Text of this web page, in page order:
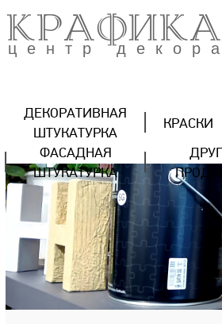
КРАФИКА
центр декора
ДЕКОРАТИВНАЯ
ШТУКАТУРКА
КРАСКИ
ФАСАДНАЯ
ШТУКАТУРКА